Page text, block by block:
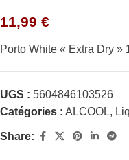
11,99 €
Porto White « Extra Dry »
UGS : 5604846103526
Catégories : ALCOOL,
Share: